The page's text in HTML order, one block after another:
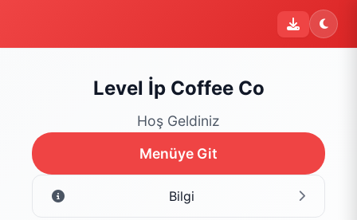
Level İp Coffee Co
Hoş Geldiniz
Menüye Git
Bilgi